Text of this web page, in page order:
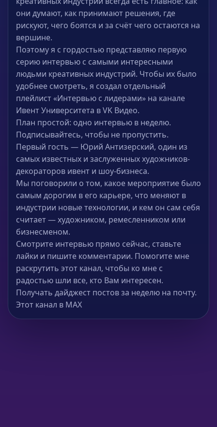
они думают, как принимают решения, где
рискуют, чего боятся и за счёт чего остаются на
вершине.
Поэтому я с гордостью представляю первую
серию интервью с самыми интересными
людьми креативных индустрий. Чтобы их было
удобнее смотреть, я создал отдельный
плейлист «Интервью с лидерами» на канале
Ивент Университета в VK Видео.
План простой: одно интервью в неделю.
Подписывайтесь, чтобы не пропустить.
Первый гость — Юрий Антизерский, один из
самых известных и заслуженных художников-
декораторов ивент и шоу-бизнеса.
Мы поговорили о том, какое мероприятие было
самым дорогим в его карьере, что меняют в
индустрии новые технологии, и кем он сам себя
считает — художником, ремесленником или
бизнесменом.
Смотрите интервью прямо сейчас, ставьте
лайки и пишите комментарии. Помогите мне
раскрутить этот канал, чтобы ко мне с
радостью шли все, кто Вам интересен.
Получать дайджест постов за неделю на почту.
Этот канал в MAX